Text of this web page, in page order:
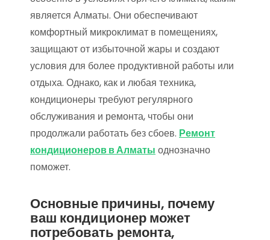
является Алматы. Они обеспечивают
комфортный микроклимат в помещениях,
защищают от избыточной жары и создают
условия для более продуктивной работы или
отдыха. Однако, как и любая техника,
кондиционеры требуют регулярного
обслуживания и ремонта, чтобы они
продолжали работать без сбоев. Ремонт
кондиционеров в Алматы однозначно
поможет.
Основные причины, почему
ваш кондиционер может
потребовать ремонта,